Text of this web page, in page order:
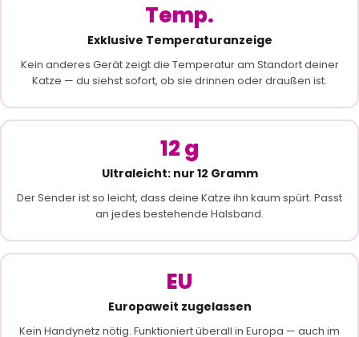
Temp.
Exklusive Temperaturanzeige
Kein anderes Gerät zeigt die Temperatur am Standort deiner
Katze — du siehst sofort, ob sie drinnen oder draußen ist.
12 g
Ultraleicht: nur 12 Gramm
Der Sender ist so leicht, dass deine Katze ihn kaum spürt. Passt
an jedes bestehende Halsband.
EU
Europaweit zugelassen
Kein Handynetz nötig. Funktioniert überall in Europa — auch im